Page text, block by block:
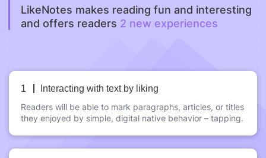
LikeNotes makes reading fun and interesting
and offers readers 2 new experiences
1
Interacting with text by liking
Readers will be able to mark paragraphs, articles, or titles
they enjoyed by simple, digital native behavior – tapping.